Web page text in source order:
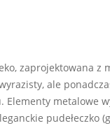
zaprojektowana
ale
metalowe